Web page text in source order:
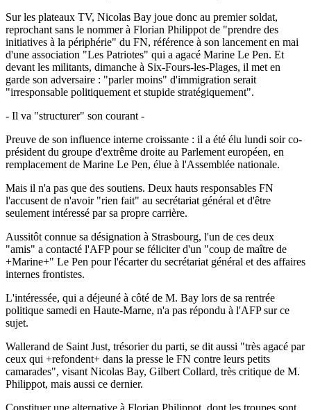
Sur les plateaux TV, Nicolas Bay joue donc au premier soldat,
reprochant sans le nommer à Florian Philippot de "prendre des
initiatives à la périphérie" du FN, référence à son lancement en mai
d'une association "Les Patriotes" qui a agacé Marine Le Pen. Et
devant les militants, dimanche à Six-Fours-les-Plages, il met en
garde son adversaire : "parler moins" d'immigration serait
"irresponsable politiquement et stupide stratégiquement".
- Il va "structurer" son courant -
Preuve de son influence interne croissante : il a été élu lundi soir co-
président du groupe d'extrême droite au Parlement européen, en
remplacement de Marine Le Pen, élue à l'Assemblée nationale.
Mais il n'a pas que des soutiens. Deux hauts responsables FN
l'accusent de n'avoir "rien fait" au secrétariat général et d'être
seulement intéressé par sa propre carrière.
Aussitôt connue sa désignation à Strasbourg, l'un de ces deux
"amis" a contacté l'AFP pour se féliciter d'un "coup de maître de
+Marine+" Le Pen pour l'écarter du secrétariat général et des affaires
internes frontistes.
L'intéressée, qui a déjeuné à côté de M. Bay lors de sa rentrée
politique samedi en Haute-Marne, n'a pas répondu à l'AFP sur ce
sujet.
Wallerand de Saint Just, trésorier du parti, se dit aussi "très agacé par
ceux qui +refondent+ dans la presse le FN contre leurs petits
camarades", visant Nicolas Bay, Gilbert Collard, très critique de M.
Philippot, mais aussi ce dernier.
Constituer une alternative à Florian Philippot, dont les troupes sont